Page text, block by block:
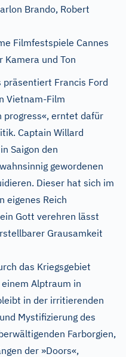
Brando, Robert
Filmfestspiele Cannes
und Ton
präsentiert Francis Ford
Vietnam-Film
progress«, erntet dafür
Captain Willard
Saigon den
gewordenen
Dieser hat sich im
eigenes Reich
Gott verehren lässt
Grausamkeit
das Kriegsgebiet
Alptraum in
in der irritierenden
Mystifizierung des
Farborgien,
der »Doors«,